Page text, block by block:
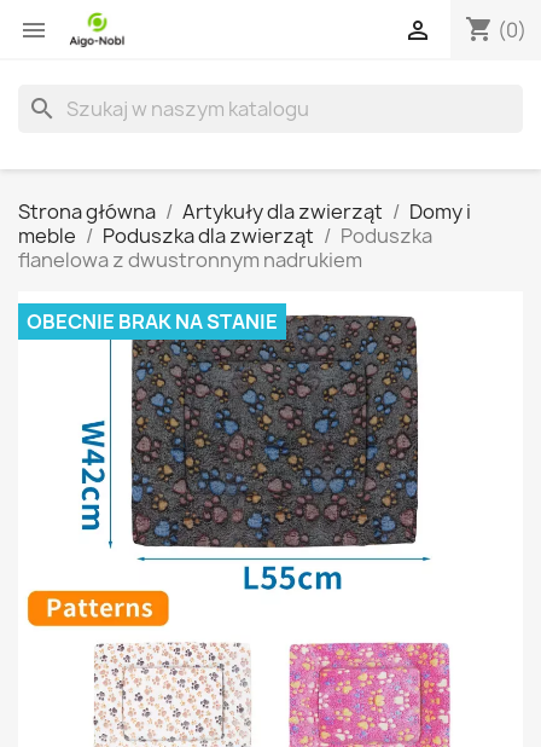
 shopping_cart (0)

search
Strona główna Artykuły dla zwierząt
Domy i
meble
Poduszka dla zwierząt
Poduszka
flanelowa z dwustronnym nadrukiem
OBECNIE BRAK NA STANIE